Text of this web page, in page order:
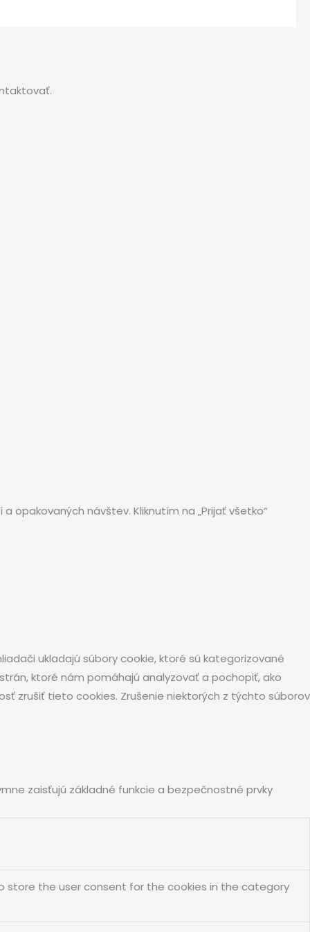
návštev. Kliknutím na „Prijať všetko“
ukladajú súbory cookie, ktoré sú kategorizované
ktoré nám pomáhajú analyzovať a pochopiť, ako
zrušiť tieto cookies. Zrušenie niektorých z týchto súborov
zaisťujú základné funkcie a bezpečnostné prvky
store the user consent for the cookies in the category